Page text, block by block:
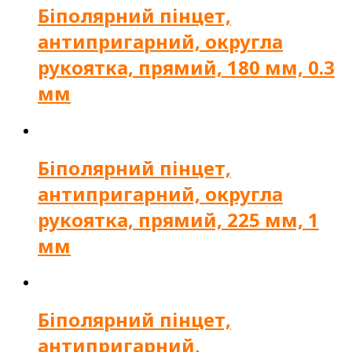
Біполярний пінцет,
антипригарний, округла
рукоятка, прямий, 180 мм, 0.3
мм
Біполярний пінцет,
антипригарний, округла
рукоятка, прямий, 225 мм, 1
мм
Біполярний пінцет,
антипригарний,